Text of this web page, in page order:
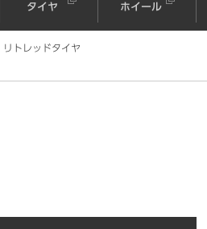
タイヤ
ホイール
リトレッドタイヤ